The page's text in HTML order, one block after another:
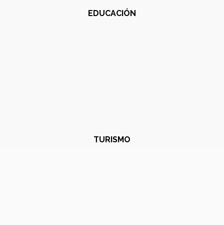
EDUCACIÓN
TURISMO